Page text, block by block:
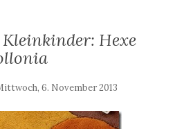
Hexe
6. November 2013